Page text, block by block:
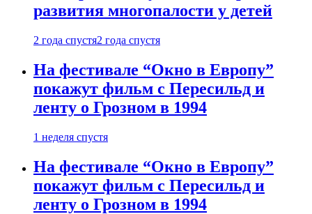
развития многопалости у детей
2 года спустя2 года спустя
На фестивале “Окно в Европу”
покажут фильм с Пересильд и
ленту о Грозном в 1994
1 неделя спустя
На фестивале “Окно в Европу”
покажут фильм с Пересильд и
ленту о Грозном в 1994